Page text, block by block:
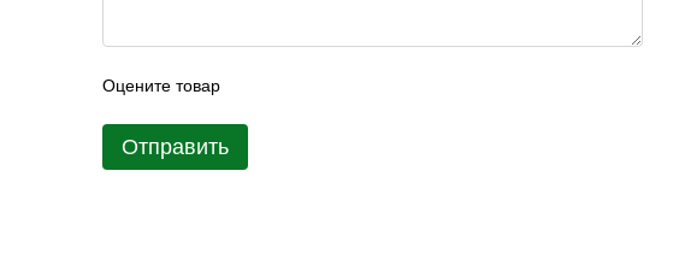
Оцените товар
Отправить